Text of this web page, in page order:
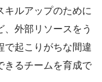
キルアップのために
外部リソースをう
で起こりがちな間違
きるチームを育成で